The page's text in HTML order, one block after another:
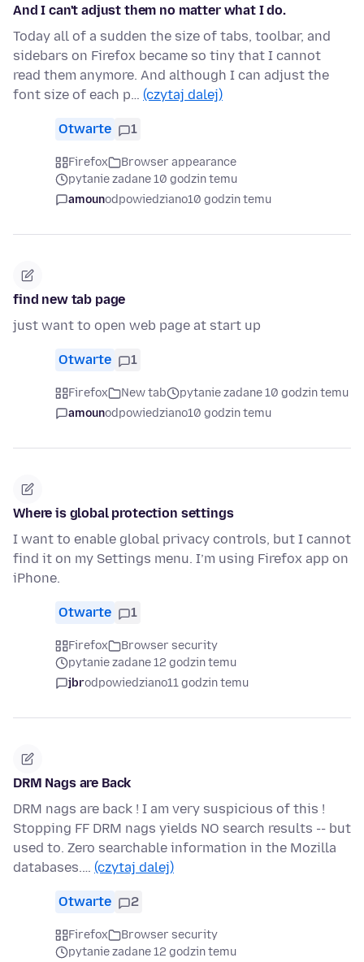
And I can't adjust them no matter what I do.
Today all of a sudden the size of tabs, toolbar, and
sidebars on Firefox became so tiny that I cannot
read them anymore. And although I can adjust the
font size of each p… (czytaj dalej)
Otwarte 1
Firefox
Browser appearance
pytanie zadane 10 godzin temu
amounodpowiedziano10 godzin temu
find new tab page
just want to open web page at start up
Otwarte 1
Firefox New tab
pytanie zadane 10 godzin temu
amounodpowiedziano10 godzin temu
Where is global protection settings
I want to enable global privacy controls, but I cannot
find it on my Settings menu. I’m using Firefox app on
iPhone.
Otwarte 1
Firefox
Browser security
pytanie zadane 12 godzin temu
jbrodpowiedziano11 godzin temu
DRM Nags are Back
DRM nags are back ! I am very suspicious of this !
Stopping FF DRM nags yields NO search results -- but
used to. Zero searchable information in the Mozilla
databases.… (czytaj dalej)
Otwarte 2
Firefox
Browser security
pytanie zadane 12 godzin temu